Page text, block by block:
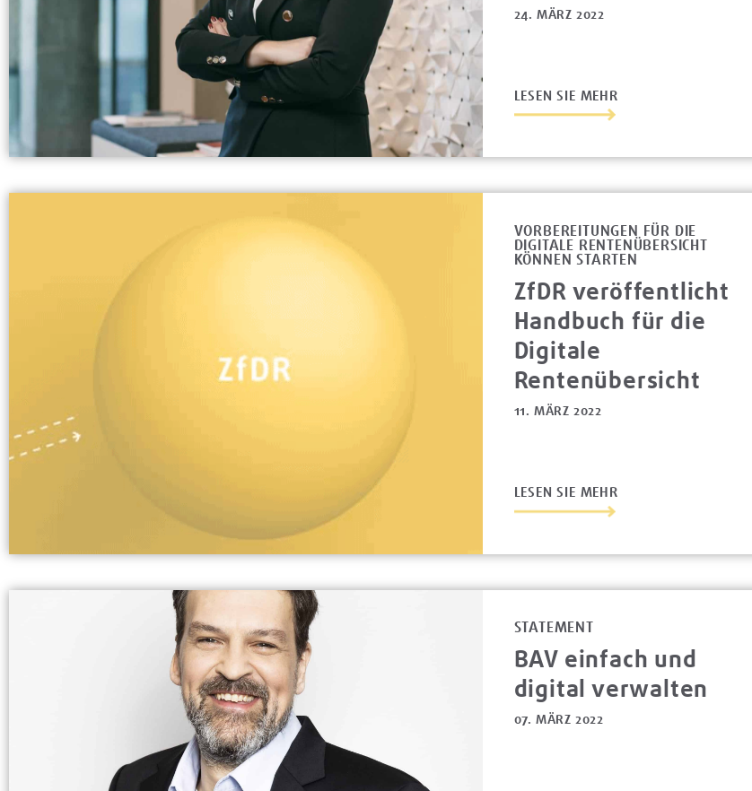
24. MÄRZ 2022
LESEN SIE MEHR
VORBEREITUNGEN FÜR DIE
DIGITALE RENTENÜBERSICHT
KÖNNEN STARTEN
ZfDR veröffentlicht
Handbuch für die
Digitale
Rentenübersicht
11. MÄRZ 2022
LESEN SIE MEHR
STATEMENT
BAV einfach und
digital verwalten
07. MÄRZ 2022